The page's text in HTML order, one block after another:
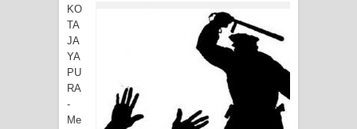
Jalani Sidang BP4R di Jayapura
Kapolresta Jayapura Kota
Mengapresiasi Antusiasme Warga
KO
TA
JA
YA
PU
RA
-
Me